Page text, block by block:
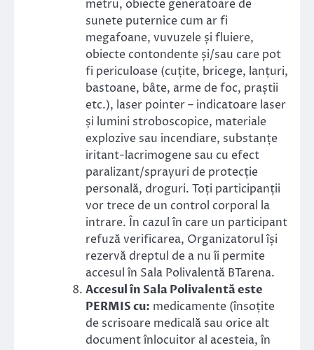
metru, obiecte generatoare de
sunete puternice cum ar fi
megafoane, vuvuzele și fluiere,
obiecte contondente și/sau care pot
fi periculoase (cuțite, bricege, lanțuri,
bastoane, bâte, arme de foc, praștii
etc.), laser pointer – indicatoare laser
și lumini stroboscopice, materiale
explozive sau incendiare, substanțe
iritant-lacrimogene sau cu efect
paralizant/sprayuri de protecție
personală, droguri. Toți participanții
vor trece de un control corporal la
intrare. În cazul în care un participant
refuză verificarea, Organizatorul își
rezervă dreptul de a nu îi permite
accesul în Sala Polivalentă BTarena.
Accesul în Sala Polivalentă este
PERMIS cu: medicamente (însoțite
de scrisoare medicală sau orice alt
document înlocuitor al acesteia, în